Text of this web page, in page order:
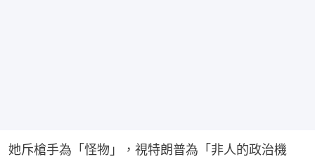
她斥槍手為「怪物」，視特朗普為「非人的政治機